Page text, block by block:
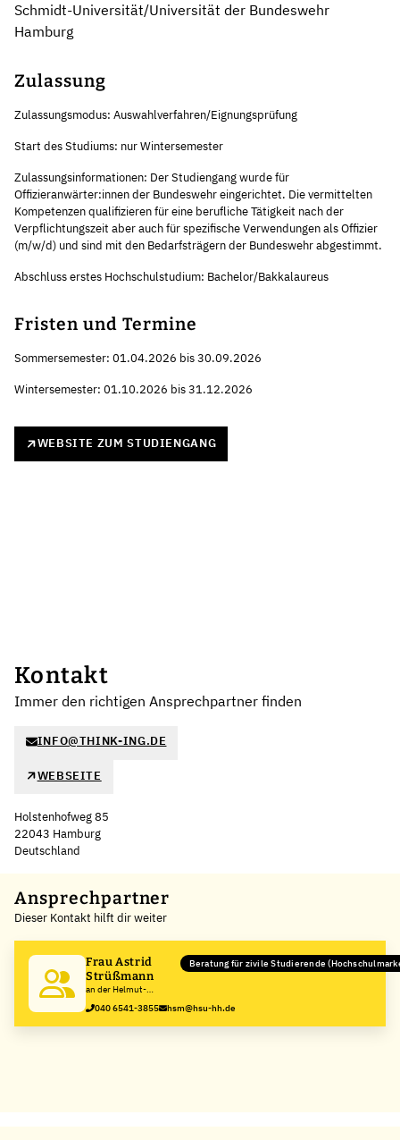
Schmidt-Universität/Universität der Bundeswehr
Hamburg
Zulassung
Zulassungsmodus: Auswahlverfahren/Eignungsprüfung
Start des Studiums: nur Wintersemester
Zulassungsinformationen: Der Studiengang wurde für
Offizieranwärter:innen der Bundeswehr eingerichtet. Die vermittelten
Kompetenzen qualifizieren für eine berufliche Tätigkeit nach der
Verpflichtungszeit aber auch für spezifische Verwendungen als Offizier
(m/w/d) und sind mit den Bedarfsträgern der Bundeswehr abgestimmt.
Abschluss erstes Hochschulstudium: Bachelor/Bakkalaureus
Fristen und Termine
Sommersemester: 01.04.2026 bis 30.09.2026
Wintersemester: 01.10.2026 bis 31.12.2026
WEBSITE ZUM STUDIENGANG
Kontakt
Immer den richtigen Ansprechpartner finden
INFO@THINK-ING.DE
WEBSEITE
Holstenhofweg 85
22043 Hamburg
Deutschland
+
−
Ansprechpartner
Dieser Kontakt hilft dir weiter
Frau Astrid
Strüßmann
an der Helmut-
Schmidt-
Universität/Universität
der Bundeswehr
Beratung für zivile Studierende
040 6541-3855 hsm@hsu-hh.de